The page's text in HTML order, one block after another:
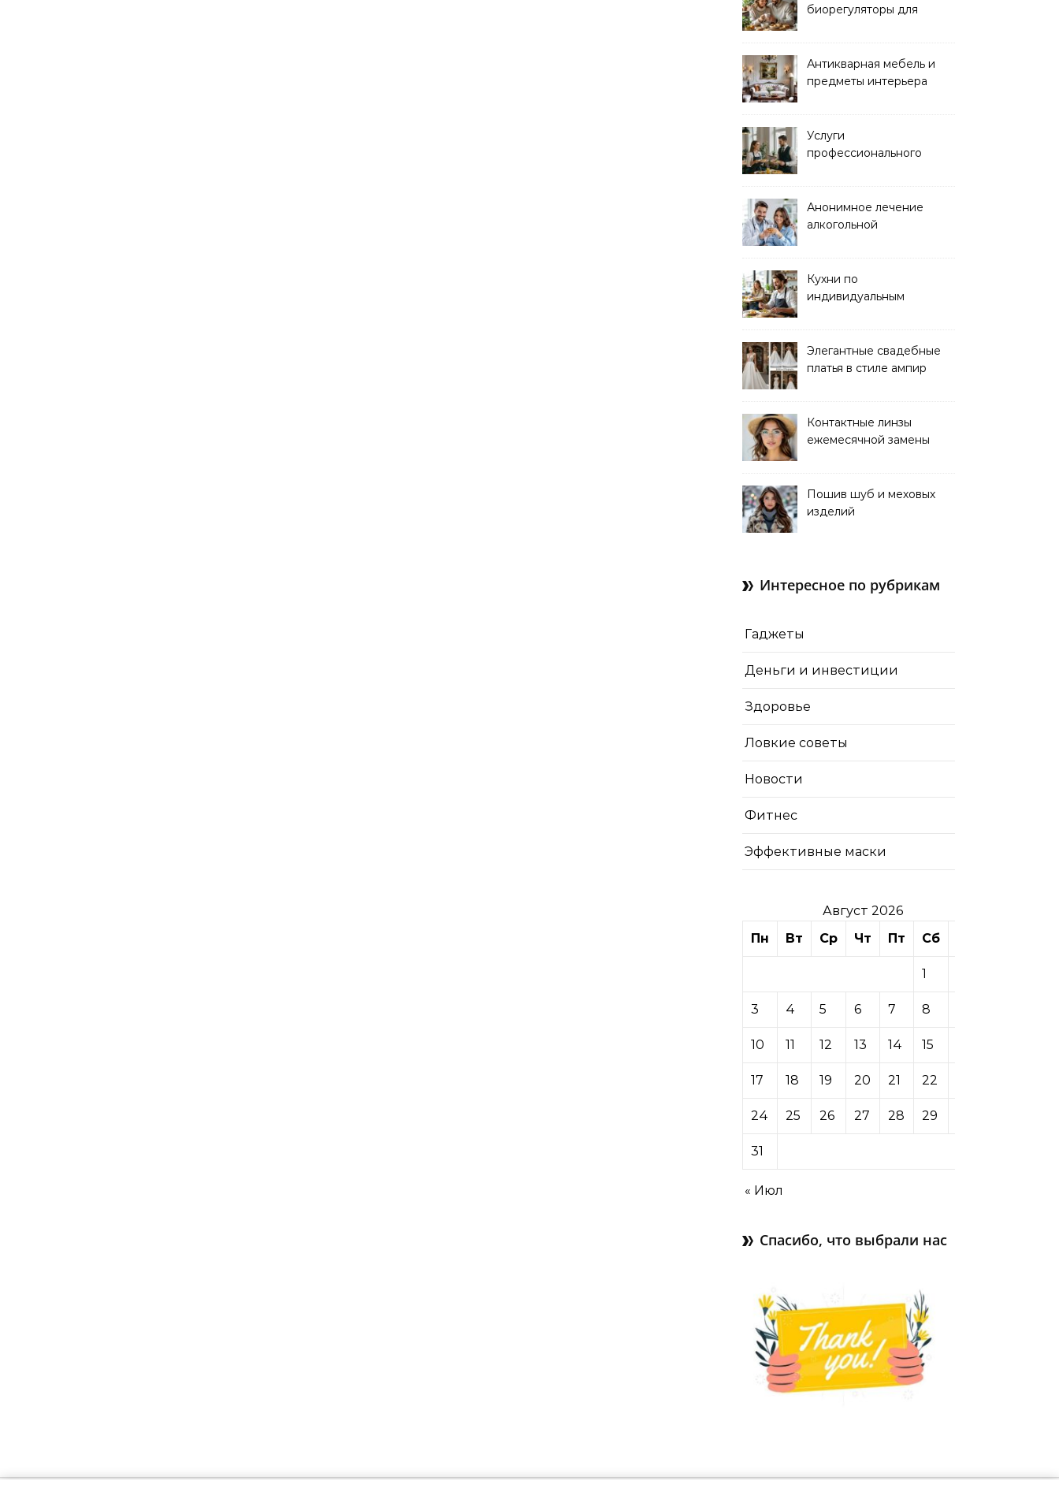
биорегуляторы для
Антикварная мебель и
предметы интерьера
Услуги
профессионального
формата
Анонимное лечение
алкогольной
Кухни по
индивидуальным
Элегантные свадебные
платья в стиле ампир
Контактные линзы
ежемесячной замены
Пошив шуб и меховых
изделий
Интересное по рубрикам
Гаджеты
Деньги и инвестиции
Здоровье
Ловкие советы
Новости
Фитнес
Эффективные маски
Август 2026
Пн
Вт Ср Чт Пт Сб
1
3 4 5 6 7 8
10 11 12 13 14 15
17 18 19 20 21 22
24 25 26 27 28 29
31
« Июл
Спасибо, что выбрали нас